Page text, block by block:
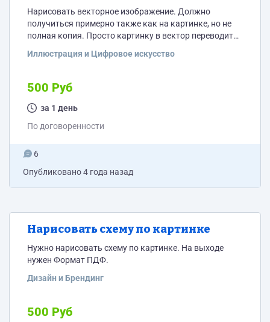
Нарисовать векторное изображение. Должно
получиться примерно также как на картинке, но не
полная копия. Просто картинку в вектор переводить
Иллюстрация и Цифровое искусство
500 Руб
за 1 день
По договоренности
6
Опубликовано4 года назад
Нарисовать схему по картинке
Нужно нарисовать схему по картинке. На выходе
нужен Формат ПДФ.
Дизайн и Брендинг
500 Руб